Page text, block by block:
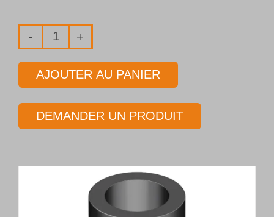
quantité
de
Foret
lèvre
forage
brasée
AJOUTER AU PANIER
DEMANDER UN PRODUIT